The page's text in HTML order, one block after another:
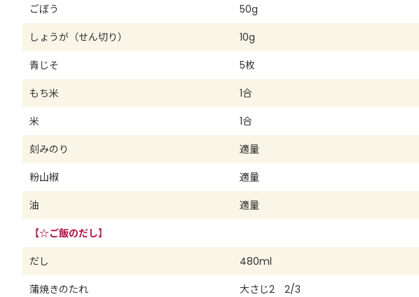
ごぼう
50g
しょうが（せん切り）
10g
青じそ
5枚
もち米
1合
米
1合
刻みのり
適量
粉山椒
適量
油
適量
【☆ご飯のだし】
だし
480ml
蒲焼きのたれ
大さじ2 2/3